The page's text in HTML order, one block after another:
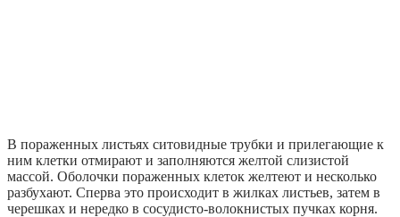
В пораженных листьях ситовидные трубки и прилегающие к
ним клетки отмирают и заполняются желтой слизистой
массой. Оболочки пораженных клеток желтеют и несколько
разбухают. Сперва это происходит в жилках листьев, затем в
черешках и нередко в сосудисто-волокнистых пучках корня.